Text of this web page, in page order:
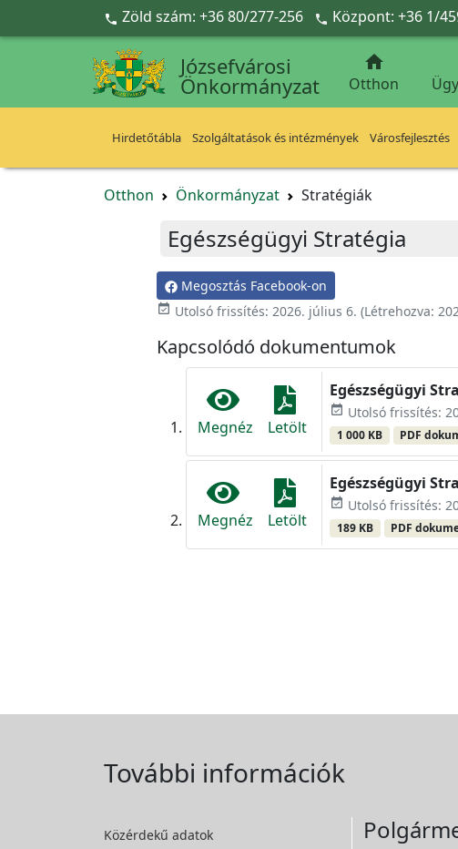
Ugrás a fő tartalomra
 Zöld szám: +36 80/277-256  Központ: +36 1/
Józsefvárosi
Önkormányzat

Otthon
Hirdetőtábla Szolgáltatások és intézmények Városfejlesztés
Otthon Önkormányzat Stratégiák
Egészségügyi Stratégia
Megosztás Facebook-on
event_available Utolsó frissítés: 2026. július 6. (Létrehozva:
Kapcsolódó dokumentumok
Megnéz Letölt
Egészségügyi
event_available Utolsó frissítés:
1 000 KB PDF
Megnéz Letölt
Egészségügyi
event_available Utolsó frissítés:
189 KB PDF
További információk
Közérdekű adatok